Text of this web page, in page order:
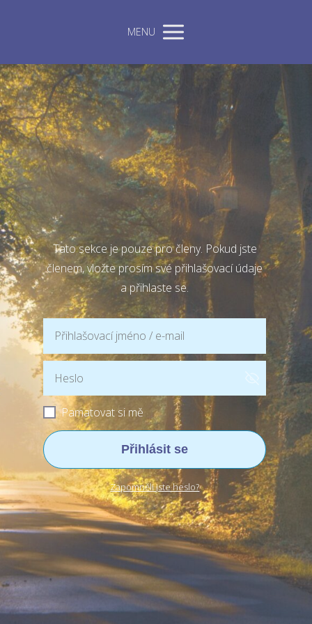
MENU
Tato sekce je pouze pro členy. Pokud jste
členem, vložte prosím své přihlašovací údaje
a přihlaste se.
Pamatovat si mě
Přihlásit se
Zapomněli jste heslo?